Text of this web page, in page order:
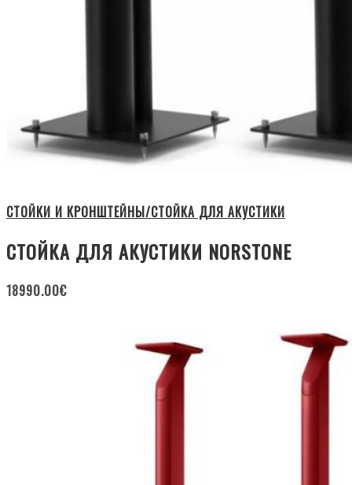
СТОЙКИ И КРОНШТЕЙНЫ/СТОЙКА ДЛЯ АКУСТИКИ
СТОЙКА ДЛЯ АКУСТИКИ NORSTONE
18990.00€